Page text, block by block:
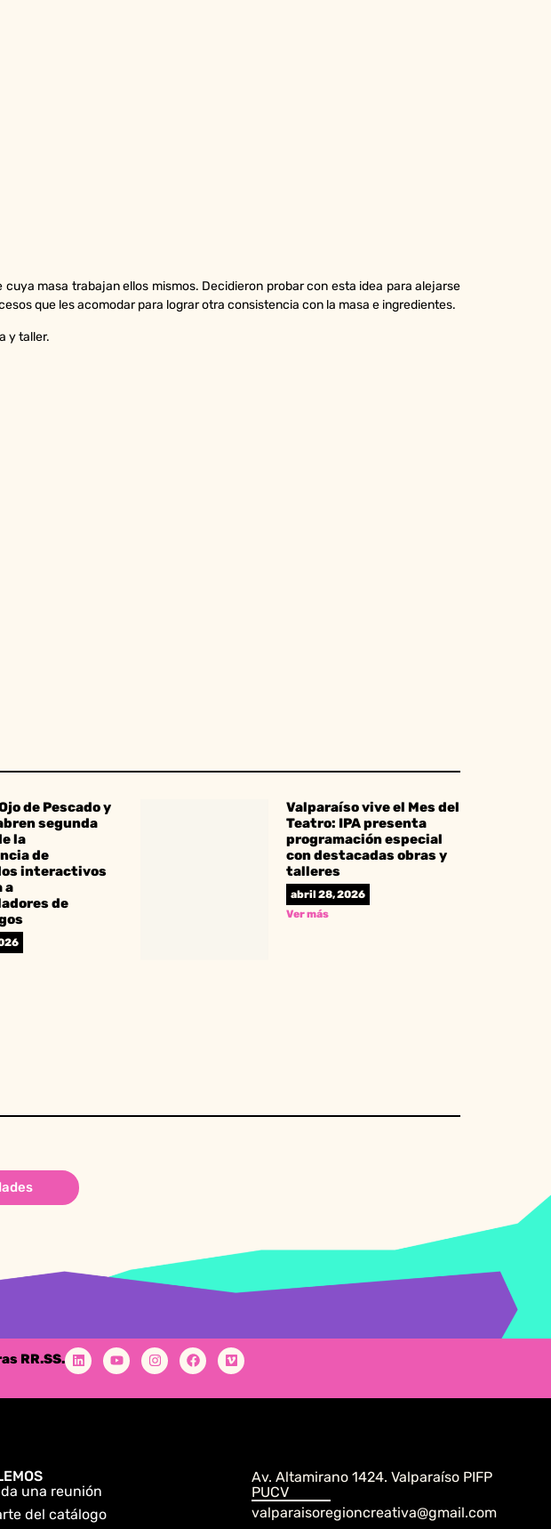
masa trabajan ellos mismos. Decidieron probar con esta idea para alejarse
que les acomodar para lograr otra consistencia con la masa e ingredientes.
y taller.
de Pescado y
segunda
la
de
interactivos
a
de
Valparaíso vive el Mes del
Teatro: IPA presenta
programación especial
con destacadas obras y
talleres
abril 28, 2026
Ver más
RR.SS.
una reunión
del catálogo
Av. Altamirano 1424. Valparaíso PIFP
PUCV
valparaisoregioncreativa@gmail.com